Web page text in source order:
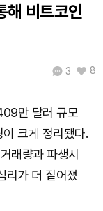
₩ 1,408(0.00%)
₩77,173(-1.58%)
해 비트코인
3 8
만 달러 규모
크게 정리됐다.
래량과 파생시
리가 더 짙어졌